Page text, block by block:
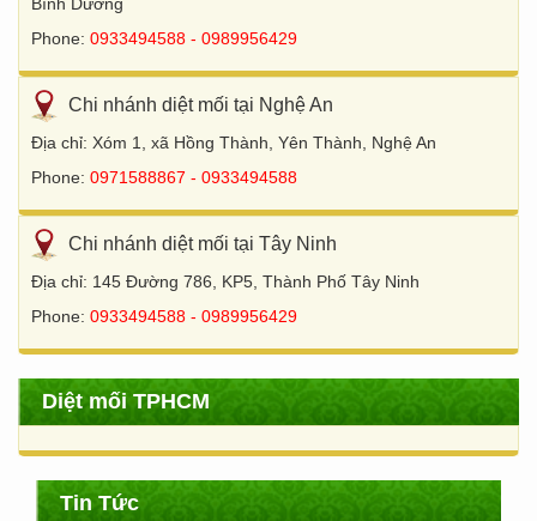
Bình Dương
Phone: 0933494588 - 0989956429
Chi nhánh diệt mối tại Nghệ An
Địa chỉ: Xóm 1, xã Hồng Thành, Yên Thành, Nghệ An
Phone: 0971588867 - 0933494588
Chi nhánh diệt mối tại Tây Ninh
Địa chỉ: 145 Đường 786, KP5, Thành Phố Tây Ninh
Phone: 0933494588 - 0989956429
Diệt mối TPHCM
Tin Tức
Phun thuốc muỗi lúc nào hiệu quả nhất?
Thói quen tự phun thuốc diệt muỗi, tiện…